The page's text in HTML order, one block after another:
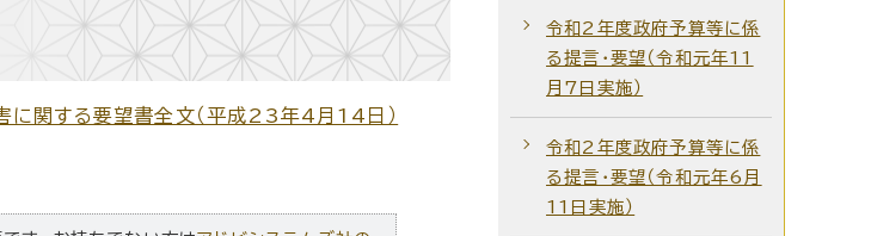
関する要望書全文（平成23年4月14日）
令和2年度政府予算等に係
る提言・要望（令和元年11
月7日実施）
令和2年度政府予算等に係
る提言・要望（令和元年6月
11日実施）